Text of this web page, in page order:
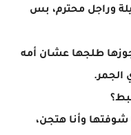
عيلة وراجل محترم، بس
وجوزها طلجها عشان أمه
الجمر.
وأنا هتجن،